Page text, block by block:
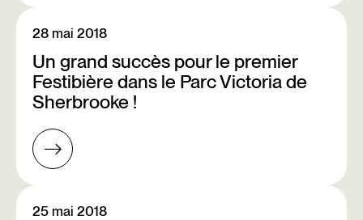
Un grand succès pour le premier
Festibière dans le Parc Victoria de
Sherbrooke !
28 mai 2018
25 mai 2018